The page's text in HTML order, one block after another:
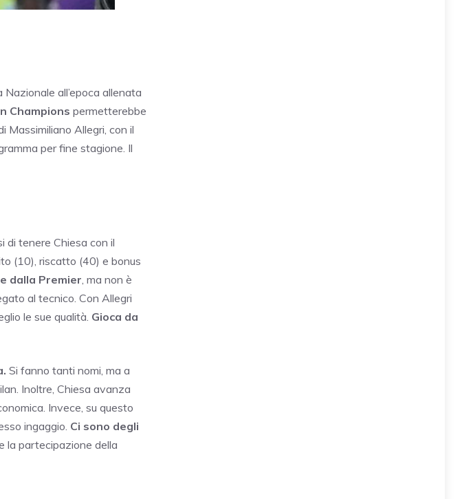
all’epoca allenata
Champions permetterebbe
Massimiliano Allegri, con il
per fine stagione. Il
di tenere Chiesa con il
(10), riscatto (40) e bonus
dalla Premier, ma non è
al tecnico. Con Allegri
le sue qualità. Gioca da
Si fanno tanti nomi, ma a
Inoltre, Chiesa avanza
Invece, su questo
ingaggio. Ci sono degli
la partecipazione della